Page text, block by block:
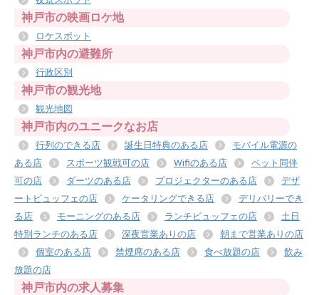
神戸市の映画ロケ地
ロケスポット
神戸市内の避難所
行政区別
神戸市の観光地
観光地図
神戸市内のユニークなお店
行列のできる店 誕生日特典のある店
モバイル電源の
ある店
スポーツ観戦可の店 Wifiのある店
ペット同伴
可の店
ダーツのある店 プロジェクターのある店
デザ
ートビュッフェの店
ケータリングできる店
デリバリーでき
る店
モーニングのある店 ランチビュッフェの店
土日
特別ランチのある店
深夜営業ありの店
朝まで営業ありの店
個室のある店
禁煙席のある店 食べ放題の店
飲み
放題の店
神戸市内の求人募集